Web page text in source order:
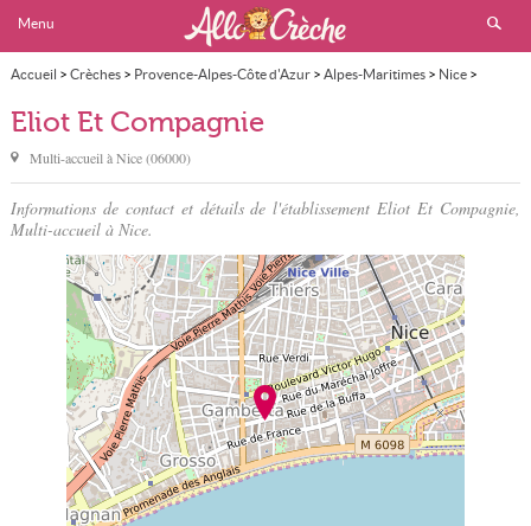
Menu
Accueil > Crèches> Provence-Alpes-Côte d'Azur> Alpes-Maritimes> Nice>
Eliot Et Compagnie
Eliot Et Compagnie
Multi-accueil àNice(06000)
Informations de contact et détails de l'établissement Eliot Et Compagnie,
Multi-accueil à Nice.